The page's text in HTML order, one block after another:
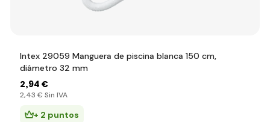
Intex 29059 Manguera de piscina blanca 150 cm,
diámetro 32 mm
2,94 €
2,43 € Sin IVA
+ 2 puntos